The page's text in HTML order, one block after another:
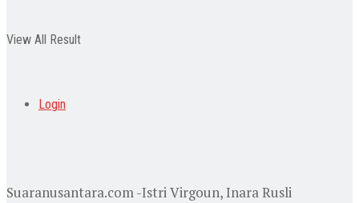
View All Result
Login
Suaranusantara.com -Istri Virgoun, Inara Rusli